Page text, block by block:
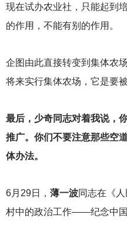
现在试办农业社，只能起到
的作用，不能有别的作用。
企图由此直接转变到集体农
将来实行集体农场，它是要被
最后，少奇同志对着我说，
推广。你们不要注意那些空
体办法。
6月29日， 薄一波同志在《
村中的政治工作——纪念中国